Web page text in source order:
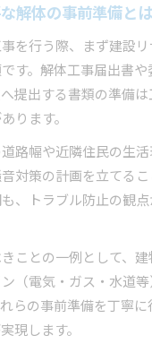
初日の作業内容を詳し
のスケジュール管理の
以下の解体手続きの疑
など解体後の手続きを
開始から完了までの一
滅失登記手続きを徹底
後の建物登記を忘れず
の完了報告と次のステ
解体の事前準備とは
を行う際、まず建設
す。解体工事届出書
提出する書類の準備
ります。
路幅や近隣住民の生
対策の計画を立てる
、トラブル防止の観
ことの一例として、
（電気・ガス・水道
らの事前準備を丁寧
現します。